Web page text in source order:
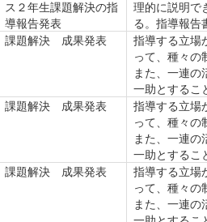
ス２年生課題解決の指
導報告発表
理的に説明で
る。指導報告
課題解決 成果発表
指導する立場
って、種々の
また、一連の
一助とするこ
課題解決 成果発表
指導する立場
って、種々の
また、一連の
一助とするこ
課題解決 成果発表
指導する立場
って、種々の
また、一連の